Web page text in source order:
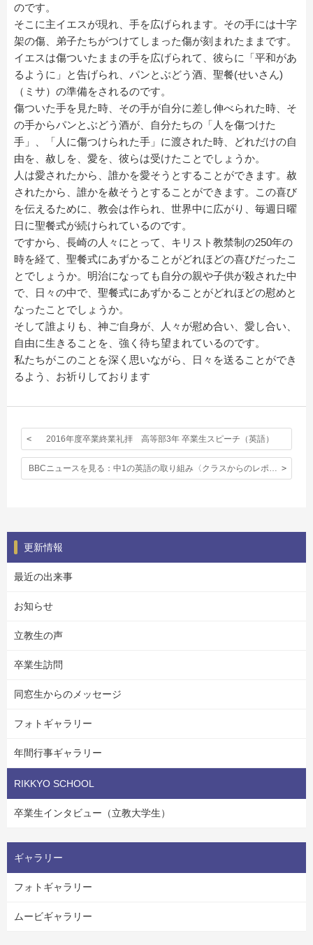
のです。
そこに主イエスが現れ、手を広げられます。その手には十字
架の傷、弟子たちがつけてしまった傷が刻まれたままです。
イエスは傷ついたままの手を広げられて、彼らに「平和があ
るように」と告げられ、パンとぶどう酒、聖餐(せいさん)
（ミサ）の準備をされるのです。
傷ついた手を見た時、その手が自分に差し伸べられた時、そ
の手からパンとぶどう酒が、自分たちの「人を傷つけた
手」、「人に傷つけられた手」に渡された時、どれだけの自
由を、赦しを、愛を、彼らは受けたことでしょうか。
人は愛されたから、誰かを愛そうとすることができます。赦
されたから、誰かを赦そうとすることができます。この喜び
を伝えるために、教会は作られ、世界中に広がり、毎週日曜
日に聖餐式が続けられているのです。
ですから、長崎の人々にとって、キリスト教禁制の250年の
時を経て、聖餐式にあずかることがどれほどの喜びだったこ
とでしょうか。明治になっても自分の親や子供が殺された中
で、日々の中で、聖餐式にあずかることがどれほどの慰めと
なったことでしょうか。
そして誰よりも、神ご自身が、人々が慰め合い、愛し合い、
自由に生きることを、強く待ち望まれているのです。
私たちがこのことを深く思いながら、日々を送ることができ
るよう、お祈りしております
2016年度卒業終業礼拝 高等部3年 卒業生スピーチ（英語）
更新情報
最近の出来事
お知らせ
立教生の声
卒業生訪問
同窓生からのメッセージ
フォトギャラリー
年間行事ギャラリー
RIKKYO SCHOOL
卒業生インタビュー（立教大学生）
ギャラリー
フォトギャラリー
ムービギャラリー